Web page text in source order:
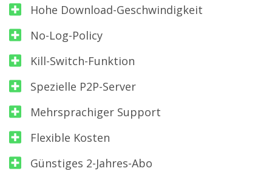
Hohe Download-Geschwindigkeit
No-Log-Policy
Kill-Switch-Funktion
Spezielle P2P-Server
Mehrsprachiger Support
Flexible Kosten
Günstiges 2-Jahres-Abo